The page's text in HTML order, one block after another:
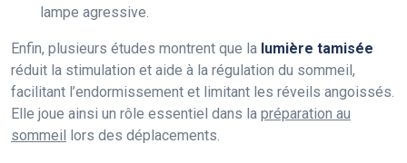
lampe agressive.
Enfin, plusieurs études montrent que la lumière tamisée
réduit la stimulation et aide à la régulation du sommeil,
facilitant l’endormissement et limitant les réveils angoissés.
Elle joue ainsi un rôle essentiel dans la préparation au
sommeil lors des déplacements.